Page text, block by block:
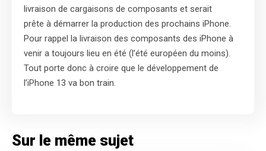
livraison de cargaisons de composants et serait
prête à démarrer la production des prochains iPhone.
Pour rappel la livraison des composants des iPhone à
venir a toujours lieu en été (l’été européen du moins).
Tout porte donc à croire que le développement de
l’iPhone 13 va bon train.
Sur le même sujet